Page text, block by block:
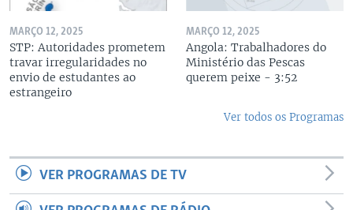
MARÇO 12, 2025
STP: Autoridades prometem
travar irregularidades no
envio de estudantes ao
estrangeiro
MARÇO 12, 2025
Angola: Trabalhadores do
Ministério das Pescas
querem peixe - 3:52
Ver todos os Programas
VER PROGRAMAS DE TV